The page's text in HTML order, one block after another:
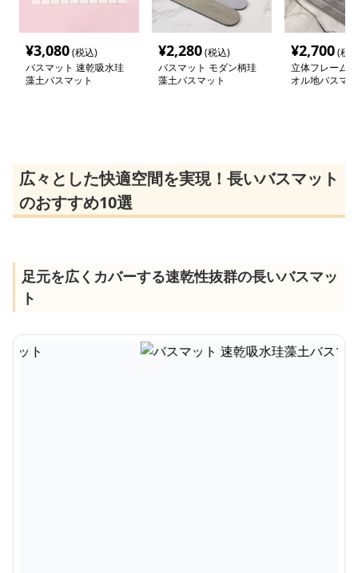
¥3,080(税込)
バスマット 速乾吸水珪
藻土バスマット
¥2,280(税込)
バスマット モダン柄珪
藻土バスマット
¥2,700(税
立体フレーム
オル地バスマ
広々とした快適空間を実現！長いバスマット
のおすすめ10選
足元を広くカバーする速乾性抜群の長いバスマッ
ト